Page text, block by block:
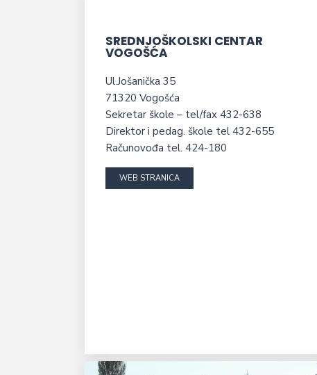
SREDNJOŠKOLSKI CENTAR
VOGOŠĆA
Ul.Jošanička 35
71320 Vogošća
Sekretar škole – tel/fax 432-638
Direktor i pedag. škole tel 432-655
Računovođa tel. 424-180
WEB STRANICA